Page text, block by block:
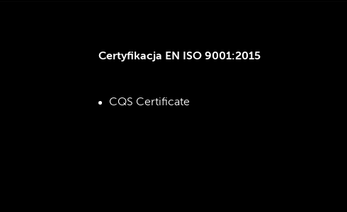
Certyfikacja EN ISO 9001:2015
CQS Certificate